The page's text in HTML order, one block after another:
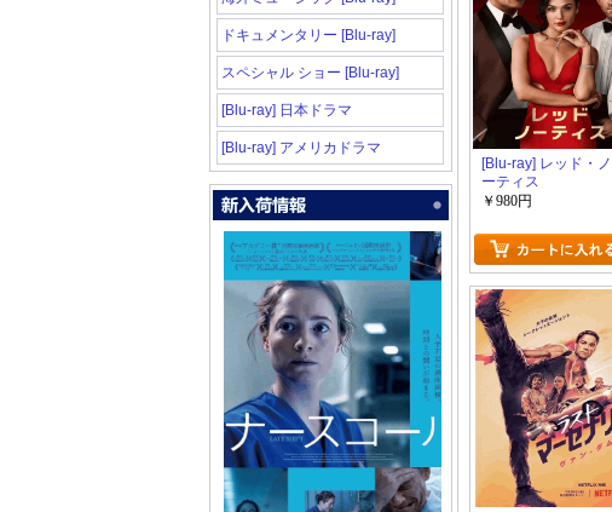
ドキュメンタリー [Blu-ray]
スペシャル ショー [Blu-ray]
[Blu-ray] 日本ドラマ
[Blu-ray] アメリカドラマ
[Blu-ray] レッド・ノ
ーティス
￥980円